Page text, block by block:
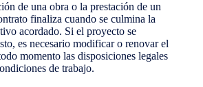
de una obra o la prestación de un
finaliza cuando se culmina la
acordado. Si el proyecto se
es necesario modificar o renovar el
momento las disposiciones legales
de trabajo.